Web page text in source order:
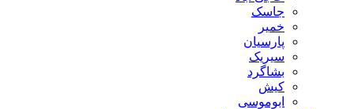
جاسک
خمیر
پارسیان
سیریک
بشاگرد
کیش
ابوموسی